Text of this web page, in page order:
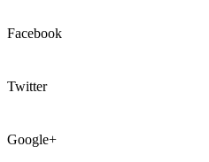
Facebook
Twitter
Google+